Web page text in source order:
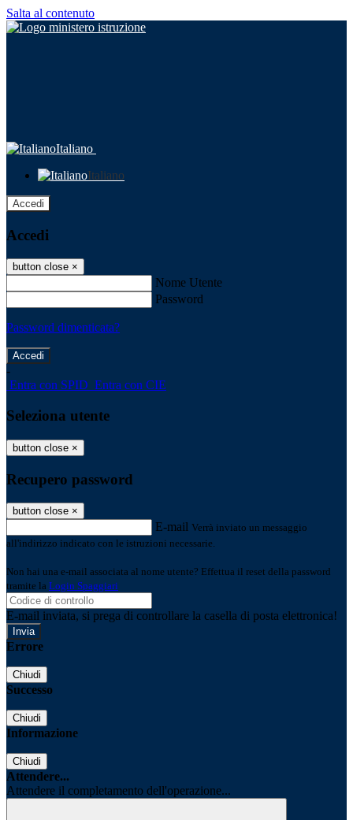
Salta al contenuto
Italiano
Italiano
Accedi
Accedi
button close ×
Nome Utente
Password
Password dimenticata?
-
Entra con SPID Entra con CIE
Seleziona utente
button close ×
Recupero password
button close ×
E-mail Verrà inviato un messaggio
all'indirizzo indicato con le istruzioni necessarie.
Non hai una e-mail associata al nome utente? Effettua il reset della password
tramite la Login Spaggiari
E-mail inviata, si prega di controllare la casella di posta elettronica!
Errore
Chiudi
Successo
Chiudi
Informazione
Chiudi
Attendere...
Attendere il completamento dell'operazione...